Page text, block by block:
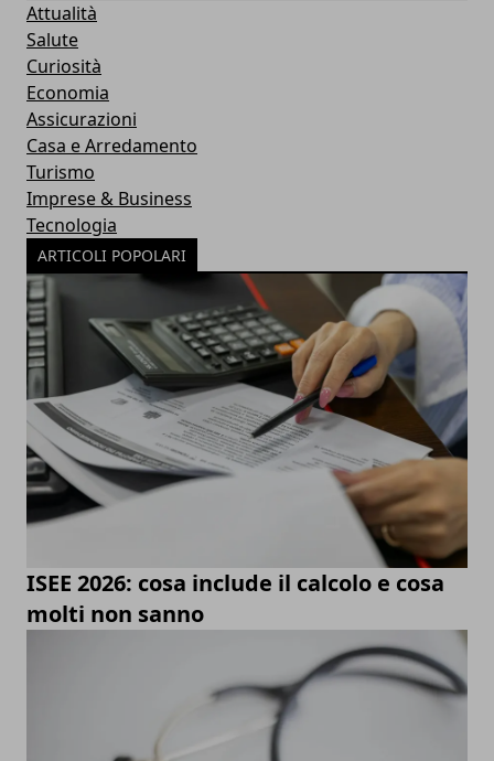
Attualità
Salute
Curiosità
Economia
Assicurazioni
Casa e Arredamento
Turismo
Imprese & Business
Tecnologia
ARTICOLI POPOLARI
ISEE 2026: cosa include il calcolo e cosa
molti non sanno